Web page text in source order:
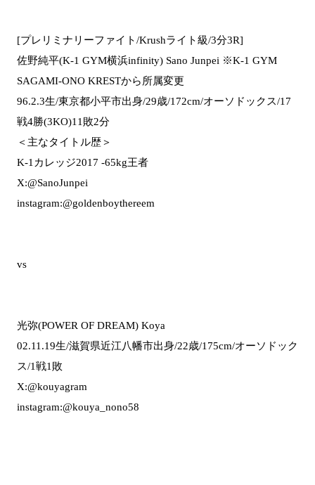
[プレリミナリーファイト/Krushライト級/3分3R]
佐野純平(K-1 GYM横浜infinity) Sano Junpei ※K-1 GYM
SAGAMI-ONO KRESTから所属変更
96.2.3生/東京都小平市出身/29歳/172cm/オーソドックス/17
戦4勝(3KO)11敗2分
＜主なタイトル歴＞
K-1カレッジ2017 -65kg王者
X:@SanoJunpei
instagram:@goldenboythereem
vs
光弥(POWER OF DREAM) Koya
02.11.19生/滋賀県近江八幡市出身/22歳/175cm/オーソドック
ス/1戦1敗
X:@kouyagram
instagram:@kouya_nono58